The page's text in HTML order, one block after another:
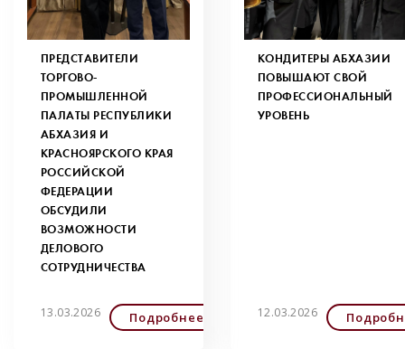
ПРЕДСТАВИТЕЛИ
ТОРГОВО-
ПРОМЫШЛЕННОЙ
ПАЛАТЫ РЕСПУБЛИКИ
АБХАЗИЯ И
КРАСНОЯРСКОГО КРАЯ
РОССИЙСКОЙ
ФЕДЕРАЦИИ
ОБСУДИЛИ
ВОЗМОЖНОСТИ
ДЕЛОВОГО
СОТРУДНИЧЕСТВА
13.03.2026 Подробнее
КОНДИТЕРЫ АБХАЗИИ
ПОВЫШАЮТ СВОЙ
ПРОФЕССИОНАЛЬНЫЙ
УРОВЕНЬ
12.03.2026